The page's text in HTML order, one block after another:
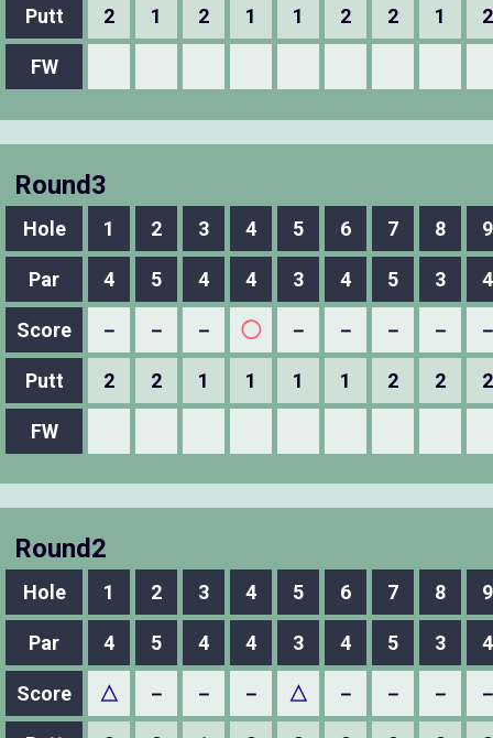
Putt 2 1 2 1 1 2 2 1 2
FW
Round3
Hole 1 2 3 4 5 6 7 8 9
Par 4 5 4 4 3 4 5 3 4
Score － － － ◯ － － － －
Putt 2 2 1 1 1 1 2 2 2
FW
Round2
Hole 1 2 3 4 5 6 7 8 9
Par 4 5 4 4 3 4 5 3 4
Score △ － － － △ － － －